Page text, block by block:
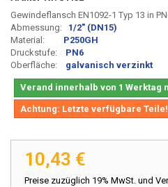
Gewindeflansch EN1092-1 Typ 13 in
Abmessung: 1/2" (DN15)
Material: P250GH
Druckstufe:
PN6
Oberfläche:
galvanisch verzinkt
Verand innerhalb von 1 Werktag
Achtung: Letzte verfügbare Teile!
10,43 €
Preise zuzüglich 19% MwSt. und